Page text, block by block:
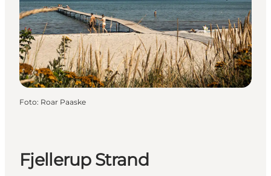
Foto: Roar Paaske
Fjellerup Strand